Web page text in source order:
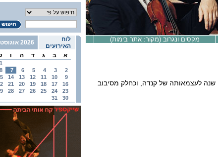
לוח
האירועים
2026 אוגוסט
א
ב ג ד ה ו
1
2
3
4
5
6
7
8
9
10
11
12
13
14
16
17
18
19
20
21
23
24
25
26
27
28
30
31
מקסים ונגרוב (מקור: אתר בימות)
ביקור התזמורת בישראל נעשה במסגרת חגיגות 150 שנה לעצמאותה של קנדה, וכחלק מסיבוב